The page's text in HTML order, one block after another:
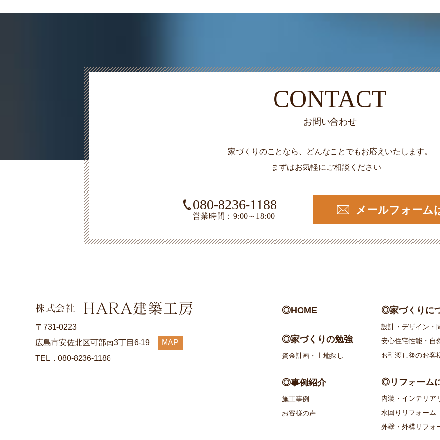
CONTACT
お問い合わせ
家づくりのことなら、どんなことでもお応えいたします。
まずはお気軽にご相談ください！
080-8236-1188
営業時間：9:00～18:00 メールフォーム
〒731-0223
広島市安佐北区可部南3丁目6-19
MAP
TEL．080-8236-1188
◎HOME
◎家づくりの勉強
資金計画・土地探し
◎事例紹介
施工事例
お客様の声
◎家づくりに
設計・デザイン・
安心住宅性能・自
お引渡し後のお客
◎リフォーム
内装・インテリア
水回りリフォーム
外壁・外構リフォ